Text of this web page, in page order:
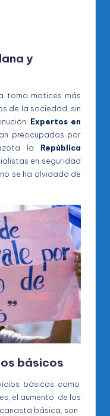
y
toma matices más
de la sociedad, sin
. Expertos en
preocupados por
la República
en seguridad
se ha olvidado de
básicos
básicos, como
el aumento de los
básica, son